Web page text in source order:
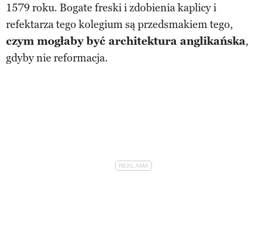
1579 roku. Bogate freski i zdobienia kaplicy i
refektarza tego kolegium są przedsmakiem tego,
czym mogłaby być architektura anglikańska,
gdyby nie reformacja.